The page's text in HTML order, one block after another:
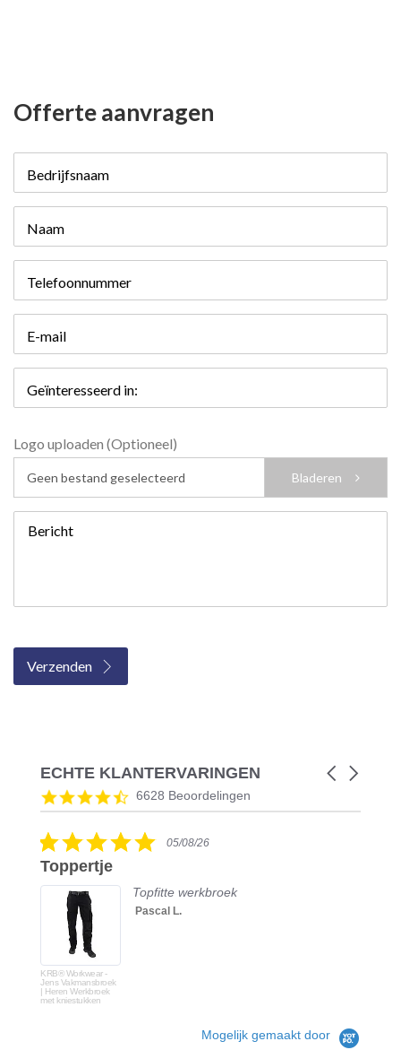
Offerte aanvragen
Bedrijfsnaam
Naam
Telefoonnummer
E-mail
Geïnteresseerd in:
Logo uploaden (Optioneel)
Geen bestand geselecteerd Bladeren
Bericht
Verzenden
ECHTE KLANTERVARINGEN
Reviews
carousel
Carousel
4.5
star
6628 Beoordelingen
5.005/08/26
Toppertje
KRB® Workwear -
Jens Vakmansbroek
| Heren Werkbroek
met kniestukken
Topfitte werkbroek
Pascal L.
Mogelijk gemaakt door